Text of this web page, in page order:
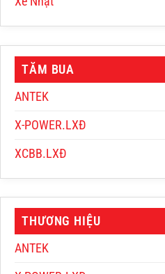
TĂM BUA
ANTEK
X-POWER.LXĐ
XCBB.LXĐ
THƯƠNG HIỆU
ANTEK